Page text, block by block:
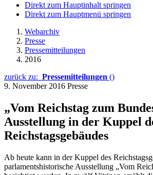
Direkt zum Hauptinhalt springen
Direkt zum Hauptmenü springen
Webarchiv
Presse
Pressemitteilungen
2016
zurück zu: Pressemitteilungen ()
9. November 2016 Presse
„Vom Reichstag zum
Ausstellung in der Kuppel
Reichstagsgebäudes
Ab heute kann in der Kuppel des
parlamentshistorische Ausstellung „Vom